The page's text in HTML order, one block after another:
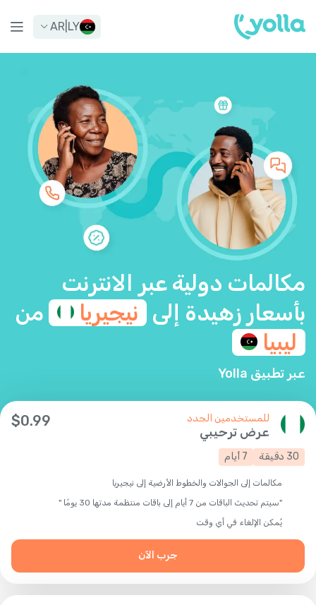
LY
AR
مكالمات دولية عبر الانترنت
بأسعار زهيدة إلى نيجيريا
من
ليبيا
عبر تطبيق Yolla
للمستخدمين الجدد
عرض ترحيبي
$0.99
30 دقيقة 7 أيام
مكالمات إلى الجوالات والخطوط الأرضية إلى نيجيريا
"سيتم تحديث الباقات من 7 أيام إلى باقات منتظمة مدتها 30 يومًا "
يُمكن الإلغاء في أي وقت
جرب الآن